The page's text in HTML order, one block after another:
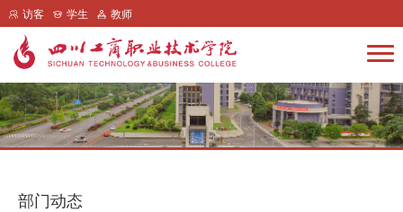
访客 学生 教师
部门动态